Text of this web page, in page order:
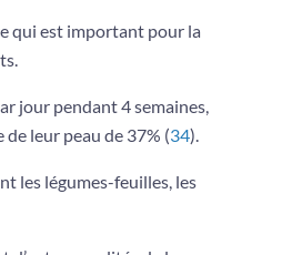
qui est important pour la
jour pendant 4 semaines,
leur peau de 37% (34).
les légumes-feuilles, les